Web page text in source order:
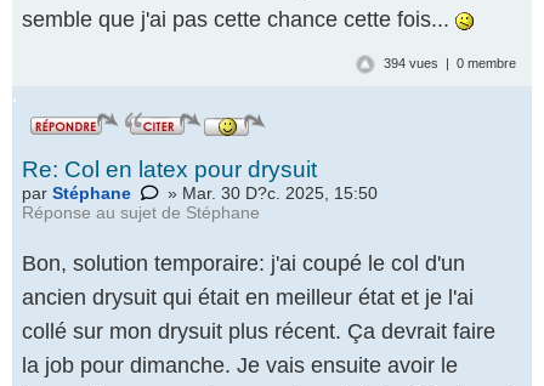
semble que j'ai pas cette chance cette fois...
394 vues | 0 membre
.
Re: Col en latex pour drysuit
par Stéphane
» Mar. 30 D?c. 2025, 15:50
Réponse au sujet de Stéphane
Bon, solution temporaire: j'ai coupé le col d'un
ancien drysuit qui était en meilleur état et je l'ai
collé sur mon drysuit plus récent. Ça devrait faire
la job pour dimanche. Je vais ensuite avoir le